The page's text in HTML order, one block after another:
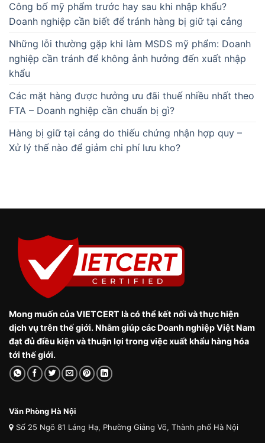
Công bố mỹ phẩm trước hay sau khi nhập khẩu?
Doanh nghiệp cần biết để tránh hàng bị giữ tại cảng
Những lỗi thường gặp khi làm MSDS mỹ phẩm: Doanh
nghiệp cần tránh để không ảnh hưởng đến xuất nhập
khẩu
Các mặt hàng được hưởng ưu đãi thuế nhiều nhất theo
FTA – Doanh nghiệp cần chuẩn bị gì?
Hàng bị giữ tại cảng do thiếu chứng nhận hợp quy –
Xử lý thế nào để giảm chi phí lưu kho?
Mong muốn của VIETCERT là có thể kết nối và thực hiện
dịch vụ trên thế giới. Nhằm giúp các Doanh nghiệp Việt Nam
đạt đủ điều kiện và thuận lợi trong việc xuất khẩu hàng hóa
tới thế giới.
Văn Phòng Hà Nội
Số 25 Ngõ 81 Láng Hạ, Phường Giảng Võ, Thành phố Hà Nội